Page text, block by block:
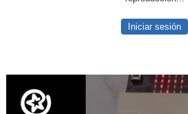
Iniciar sesión